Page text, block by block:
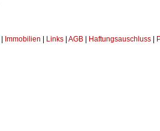
Immobilien Links AGB Haftungsauschluss